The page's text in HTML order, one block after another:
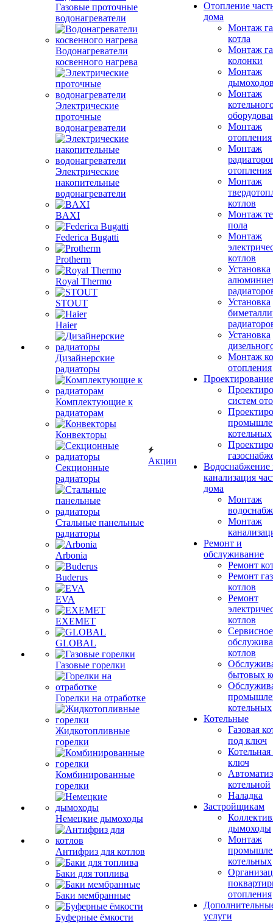
Газовые проточные
водонагреватели
Водонагреватели
косвенного нагрева
Электрические
проточные
водонагреватели
Электрические
накопительные
водонагреватели
BAXI
Federica Bugatti
Protherm
Royal Thermo
STOUT
Haier
Дизайнерские
радиаторы
Комплектующие к
радиаторам
Конвекторы
Секционные
радиаторы
Стальные панельные
радиаторы
Arbonia
Buderus
EVA
EXEMET
GLOBAL
Газовые горелки
Горелки на отработке
Жидкотопливные
горелки
Комбинированные
горелки
Немецкие дымоходы
Антифриз для котлов
Баки для топлива
Баки мембранные
Буферные ёмкости
Акции
Отопление
дома
Монтаж
котла
Монтаж
колонки
Монтаж
Монтаж
Монтаж
отопления
Монтаж
отопления
Монтаж
котлов
Монтаж
пола
Монтаж
котлов
Установка
Установка
Установка
Монтаж
отопления
Проектирование
систем
котельных
Водоснабжение
канализация
дома
Монтаж
Монтаж
Ремонт и
обслуживание
Ремонт
Ремонт
котлов
Ремонт
котлов
Сервисное
котлов
бытовых
котельных
Котельные
Газовая
под ключ
ключ
котельной
Наладка
Застройщикам
дымоходы
Монтаж
котельных
отопления
услуги